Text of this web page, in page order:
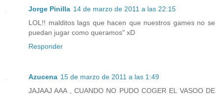
Jorge Pinilla 14 de marzo de 2011 a las 22:15
LOL!! malditos lags que hacen que nuestros games no se
puedan jugar como queramos" xD
Responder
Azucena 15 de marzo de 2011 a las 1:49
JAJAAJ AAA , CUANDO NO PUDO COGER EL VASOO DE